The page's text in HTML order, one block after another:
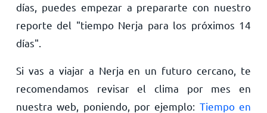
días, puedes empezar a prepararte con nuestro
reporte del "tiempo Nerja para los próximos 14
días".
Si vas a viajar a Nerja en un futuro cercano, te
recomendamos revisar el clima por mes en
nuestra web, poniendo, por ejemplo: Tiempo en